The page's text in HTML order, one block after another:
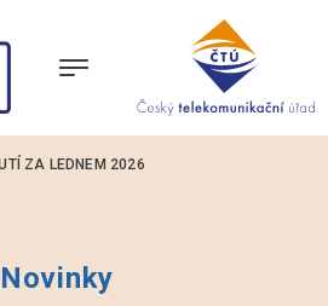
ZA LEDNEM 2026
Novinky